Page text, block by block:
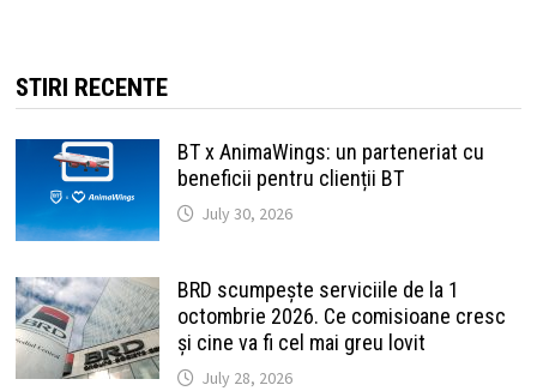
STIRI RECENTE
BT x AnimaWings: un parteneriat cu
beneficii pentru clienții BT
July 30, 2026
BRD scumpește serviciile de la 1
octombrie 2026. Ce comisioane cresc
și cine va fi cel mai greu lovit
July 28, 2026